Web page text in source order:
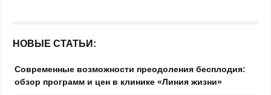
НОВЫЕ СТАТЬИ:
Современные возможности преодоления бесплодия:
обзор программ и цен в клинике «Линия жизни»